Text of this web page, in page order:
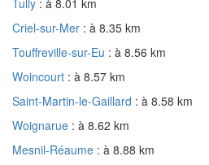
Tully : à 8.01 km
Criel-sur-Mer : à 8.35 km
Touffreville-sur-Eu : à 8.56 km
Woincourt : à 8.57 km
Saint-Martin-le-Gaillard : à 8.58 km
Woignarue : à 8.62 km
Mesnil-Réaume : à 8.88 km